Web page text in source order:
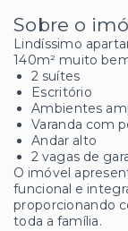
Sobre o
Lindíssimo
140m² muito
2 suítes
Escritório
Ambientes
Varanda com
Andar alto
2 vagas de
O imóvel
funcional e
proporcionando
toda a família.